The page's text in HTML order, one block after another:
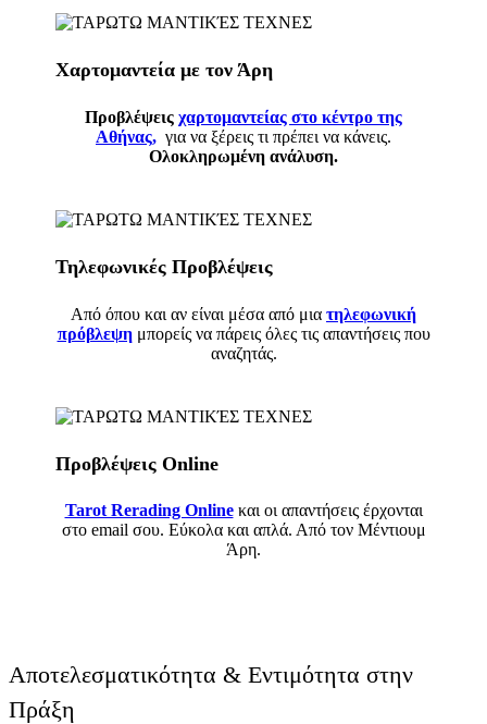
Χαρτομαντεία με τον Άρη
Προβλέψεις χαρτομαντείας στο κέντρο της
Αθήνας, για να ξέρεις τι πρέπει να κάνεις.
Ολοκληρωμένη ανάλυση.
Τηλεφωνικές Προβλέψεις
Από όπου και αν είναι μέσα από μια τηλεφωνική
πρόβλεψημπορείς να πάρεις όλες τις απαντήσεις που
αναζητάς.
Προβλέψεις Online
Tarot Rerading Onlineκαι οι απαντήσεις έρχονται
στο email σου. Εύκολα και απλά. Από τον Μέντιουμ
Άρη.
Αποτελεσματικότητα & Εντιμότητα στην
Πράξη